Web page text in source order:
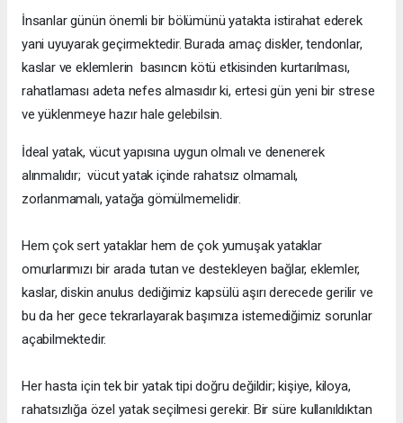
İnsanlar günün önemli bir bölümünü yatakta istirahat ederek
yani uyuyarak geçirmektedir. Burada amaç diskler, tendonlar,
kaslar ve eklemlerin basıncın kötü etkisinden kurtarılması,
rahatlaması adeta nefes almasıdır ki, ertesi gün yeni bir strese
ve yüklenmeye hazır hale gelebilsin.
İdeal yatak, vücut yapısına uygun olmalı ve denenerek
alınmalıdır; vücut yatak içinde rahatsız olmamalı,
zorlanmamalı, yatağa gömülmemelidir.
Hem çok sert yataklar hem de çok yumuşak yataklar
omurlarımızı bir arada tutan ve destekleyen bağlar, eklemler,
kaslar, diskin anulus dediğimiz kapsülü aşırı derecede gerilir ve
bu da her gece tekrarlayarak başımıza istemediğimiz sorunlar
açabilmektedir.
Her hasta için tek bir yatak tipi doğru değildir; kişiye, kiloya,
rahatsızlığa özel yatak seçilmesi gerekir. Bir süre kullanıldıktan